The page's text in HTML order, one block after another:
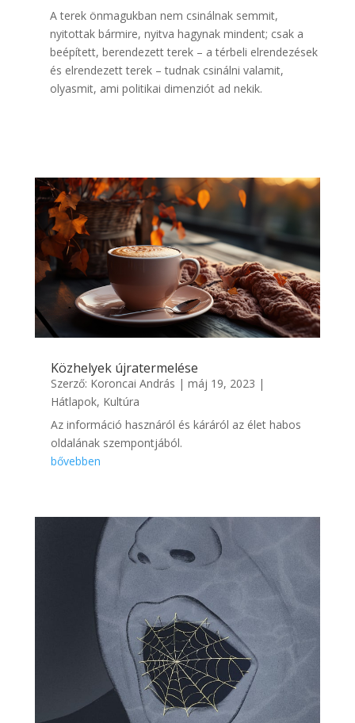
A terek önmagukban nem csinálnak semmit,
nyitottak bármire, nyitva hagynak mindent; csak a
beépített, berendezett terek – a térbeli elrendezések
és elrendezett terek – tudnak csinálni valamit,
olyasmit, ami politikai dimenziót ad nekik.
Közhelyek újratermelése
Szerző: Koroncai András | máj 19, 2023 |
Hátlapok, Kultúra
Az információ hasznáról és káráról az élet habos
oldalának szempontjából.
bővebben